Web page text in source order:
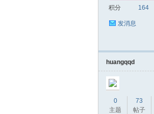
积分 164
发消息
huangqqd
0
主题
73
帖子